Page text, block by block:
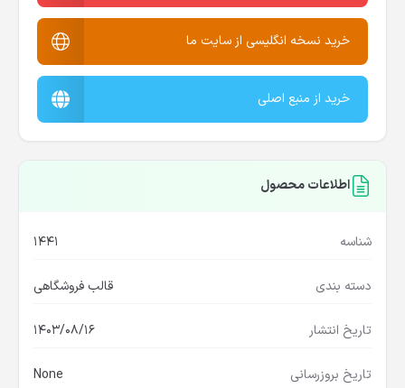
خرید نسخه انگلیسی از سایت ما
خرید از منبع اصلی
اطلاعات محصول
شناسه 1441
دسته بندی قالب فروشگاهی
تاریخ انتشار 1403/08/16
تاریخ بروزرسانی None